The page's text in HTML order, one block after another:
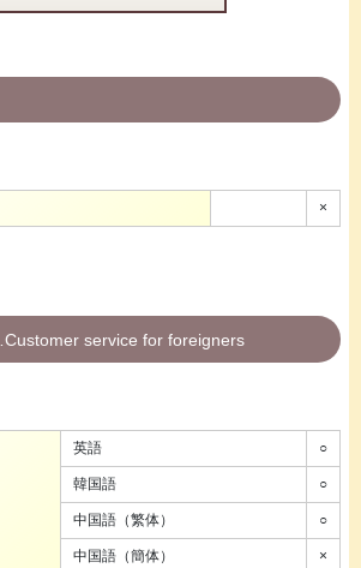
×
Customer service for foreigners
英語 ○
韓国語 ○
中国語（繁体） ○
中国語（簡体） ×